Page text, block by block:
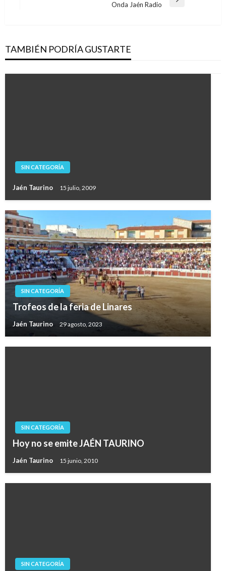
Onda Jaén Radio
TAMBIÉN PODRÍA GUSTARTE
SIN CATEGORÍA
Jaén Taurino 15 julio, 2009
SIN CATEGORÍA
Trofeos de la feria de Linares
Jaén Taurino 29 agosto, 2023
SIN CATEGORÍA
Hoy no se emite JAÉN TAURINO
Jaén Taurino 15 junio, 2010
SIN CATEGORÍA